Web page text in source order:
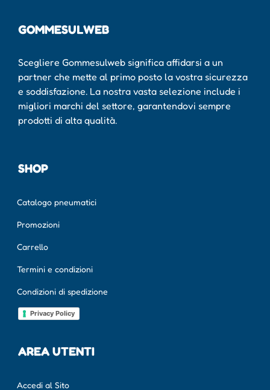
GOMMESULWEB
Scegliere Gommesulweb significa affidarsi a un
partner che mette al primo posto la vostra sicurezza
e soddisfazione. La nostra vasta selezione include i
migliori marchi del settore, garantendovi sempre
prodotti di alta qualità.
SHOP
Catalogo pneumatici
Promozioni
Carrello
Termini e condizioni
Condizioni di spedizione
Privacy Policy
AREA UTENTI
Accedi al Sito